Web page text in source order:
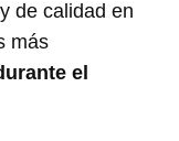
de calidad en
más
el